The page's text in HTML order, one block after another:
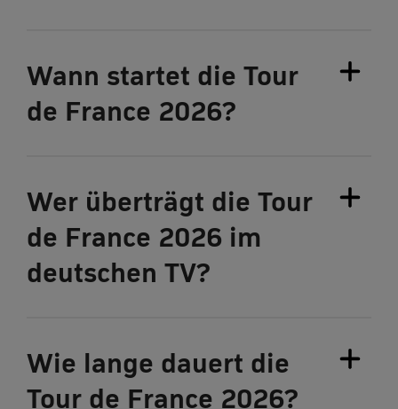
Wann startet die Tour
de France 2026?
Wer überträgt die Tour
de France 2026 im
deutschen TV?
Wie lange dauert die
Tour de France 2026?